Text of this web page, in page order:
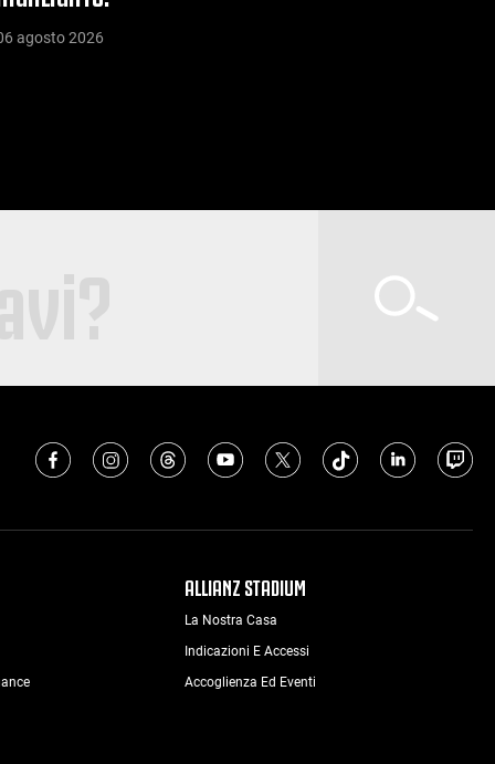
agosto 2026
ALLIANZ STADIUM
La Nostra Casa
Indicazioni E Accessi
Accoglienza Ed Eventi